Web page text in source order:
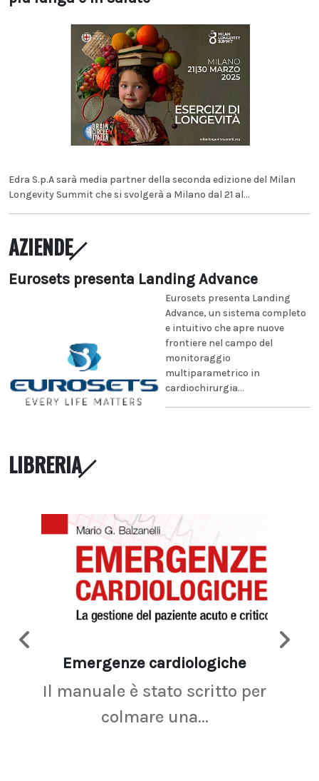
Edra S.p.A sarà media partner della seconda edizione del Milan
Longevity Summit che si svolgerà a Milano dal 21 al...
AZIENDE
Eurosets presenta Landing Advance
Eurosets presenta Landing
Advance, un sistema completo
e intuitivo che apre nuove
frontiere nel campo del
monitoraggio
multiparametrico in
cardiochirurgia...
LIBRERIA
Emergenze cardiologiche
Il manuale è stato scritto per
colmare una...